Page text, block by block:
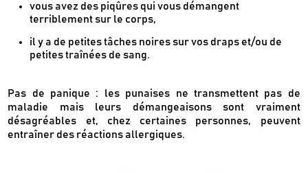
vous avez des piqûres qui vous démangent
terriblement sur le corps,
il y a de petites tâches noires sur vos draps et/ou de
petites traînées de sang.
Pas de panique : les punaises ne transmettent pas de
maladie mais leurs démangeaisons sont vraiment
désagréables et, chez certaines personnes, peuvent
entraîner des réactions allergiques.